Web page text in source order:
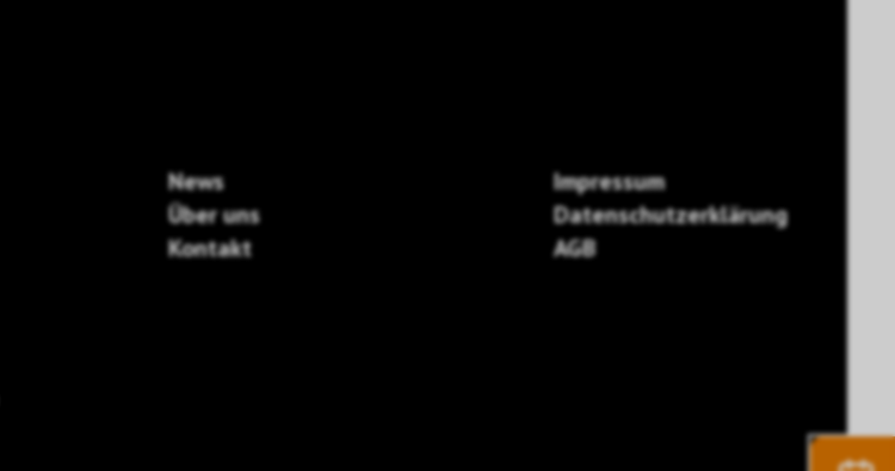
News
Über uns
Kontakt
Impressum
Datenschutzerklärung
AGB